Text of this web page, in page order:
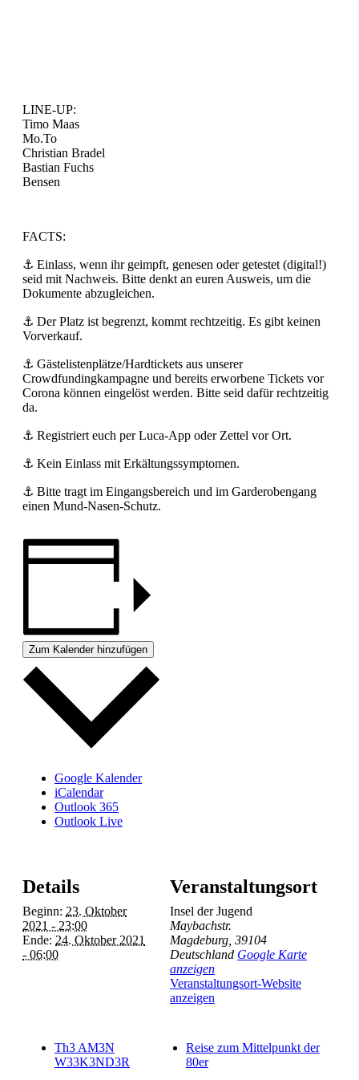
LINE-UP:
Timo Maas
Mo.To
Christian Bradel
Bastian Fuchs
Bensen
FACTS:
⚓️ Einlass, wenn ihr geimpft, genesen oder getestet (digital!)
seid mit Nachweis. Bitte denkt an euren Ausweis, um die
Dokumente abzugleichen.
⚓️ Der Platz ist begrenzt, kommt rechtzeitig. Es gibt keinen
Vorverkauf.
⚓️ Gästelistenplätze/Hardtickets aus unserer
Crowdfundingkampagne und bereits erworbene Tickets vor
Corona können eingelöst werden. Bitte seid dafür rechtzeitig
da.
⚓️ Registriert euch per Luca-App oder Zettel vor Ort.
⚓️ Kein Einlass mit Erkältungssymptomen.
⚓️ Bitte tragt im Eingangsbereich und im Garderobengang
einen Mund-Nasen-Schutz.
Zum Kalender hinzufügen
Google Kalender
iCalendar
Outlook 365
Outlook Live
Details
Beginn: 23. Oktober
2021 - 23:00
Ende: 24. Oktober 2021
- 06:00
Veranstaltungsort
Insel der Jugend
Maybachstr.
Magdeburg, 39104
Deutschland Google Karte
anzeigen
Veranstaltungsort-Website
anzeigen
Th3 AM3N
W33K3ND3R
Reise zum Mittelpunkt der
80er